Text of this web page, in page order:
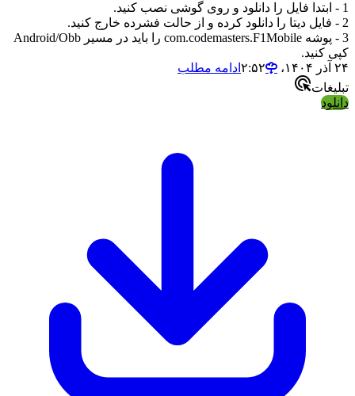
1 - ابتدا فایل را دانلود و روی گوشی نصب کنید.
2 - فایل دیتا را دانلود کرده و از حالت فشرده خارج کنید.
3 - پوشه com.codemasters.F1Mobile را باید در مسیر Android/Obb
کپی کنید.
۲۴ آذر ۱۴۰۴،‏ ۲:۵۲
ادامه مطلب
تبلیغات
دانلود